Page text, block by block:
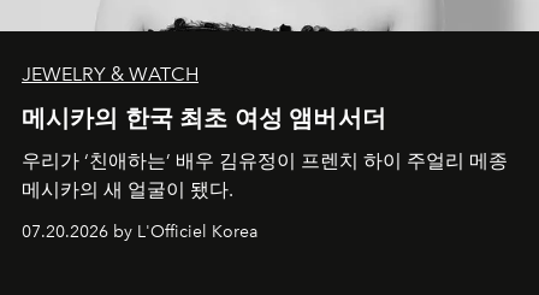
JEWELRY & WATCH
메시카의 한국 최초 여성 앰버서더
우리가 ‘친애하는’ 배우 김유정이 프렌치 하이 주얼리 메종
메시카의 새 얼굴이 됐다.
07.20.2026 by L'Officiel Korea